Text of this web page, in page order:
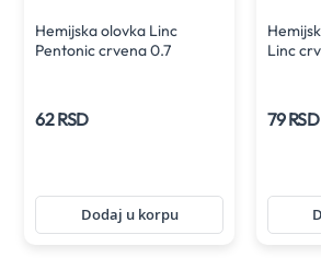
Hemijska olovka Linc
Pentonic crvena 0.7
62 RSD
Dodaj u korpu
Linc
79 RSD